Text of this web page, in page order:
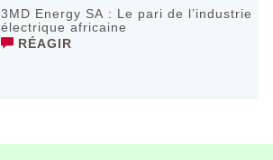
3MD Energy SA : Le pari de l’industrie
électrique africaine
RÉAGIR